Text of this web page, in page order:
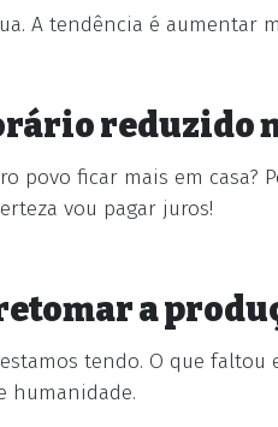
A tendência é aumentar
reduzido
povo ficar mais em
vou pagar juros!
a
tendo. O que
humanidade.